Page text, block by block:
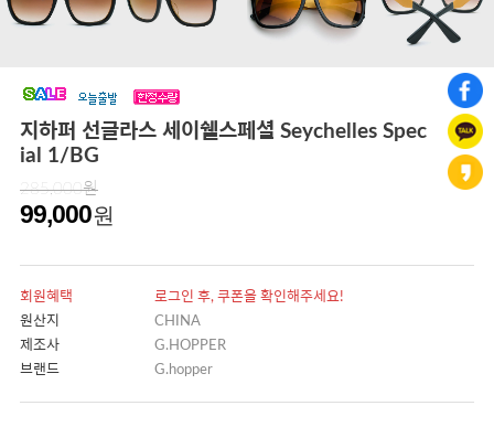
지하퍼 선글라스 세이쉘스페셜 Seychelles Spec
ial 1/BG
285,000원
99,000원
회원혜택
로그인 후, 쿠폰을 확인해주세요!
원산지
CHINA
제조사
G.HOPPER
브랜드
G.hopper